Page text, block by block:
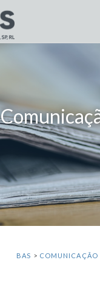
BAS > COMUNICAÇÃO